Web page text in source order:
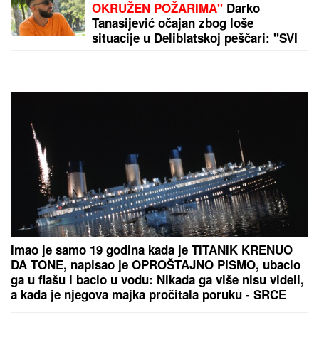
Brat i snajka Teodore Džehverović pazarili luks stan
u Dubaiju: "Plan nam je bio potpuno drugačiji, ali..."
"RODI MI JOŠ JEDNU BEBU",slavni glumac (68)
predložio supruzi (42) da dobiju OSMO DETE - njena
reakcija je hit: Za 9 godina dočekali su 4 SINA I 3
ĆERKE, ali on ne želi da se zaustavi